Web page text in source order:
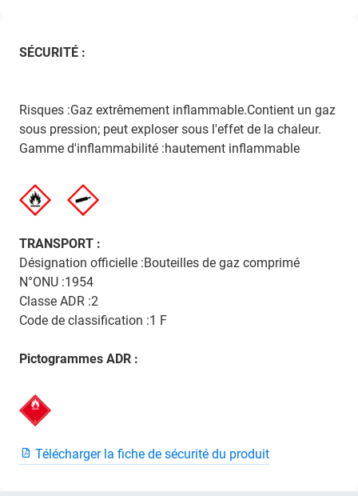
SÉCURITÉ :
Risques :Gaz extrêmement inflammable.Contient un gaz
sous pression; peut exploser sous l'effet de la chaleur.
Gamme d'inflammabilité :hautement inflammable
TRANSPORT :
Désignation officielle :Bouteilles de gaz comprimé
N°ONU :1954
Classe ADR :2
Code de classification :1 F
Pictogrammes ADR :
Télécharger la fiche de sécurité du produit